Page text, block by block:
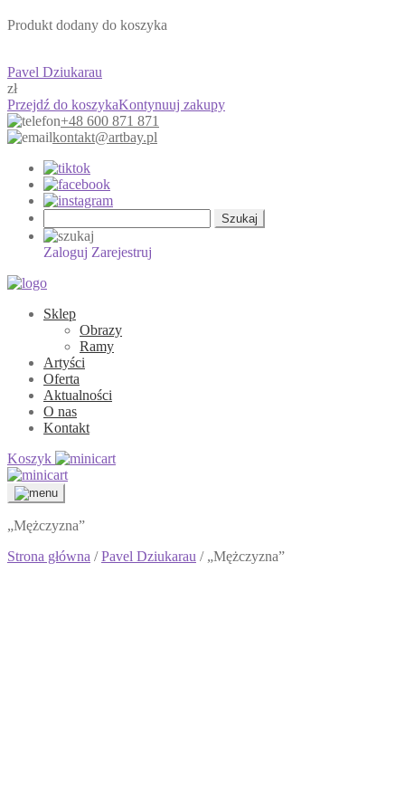
Produkt dodany do koszyka
Pavel Dziukarau
zł
Przejdź do koszykaKontynuuj zakupy
+48 600 871 871
kontakt@artbay.pl
Zaloguj Zarejestruj
Sklep
Obrazy
Ramy
Artyści
Oferta
Aktualności
O nas
Kontakt
Koszyk
„Mężczyzna”
Strona główna /Pavel Dziukarau / „Mężczyzna”